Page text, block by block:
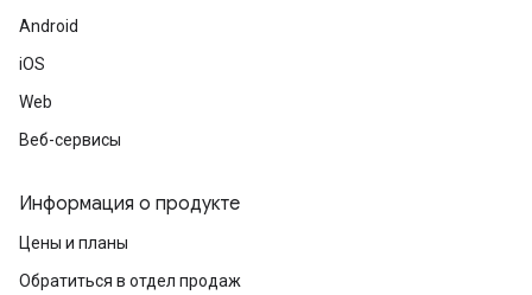
Android
iOS
Web
Веб-сервисы
Информация о продукте
Цены и планы
Обратиться в отдел продаж